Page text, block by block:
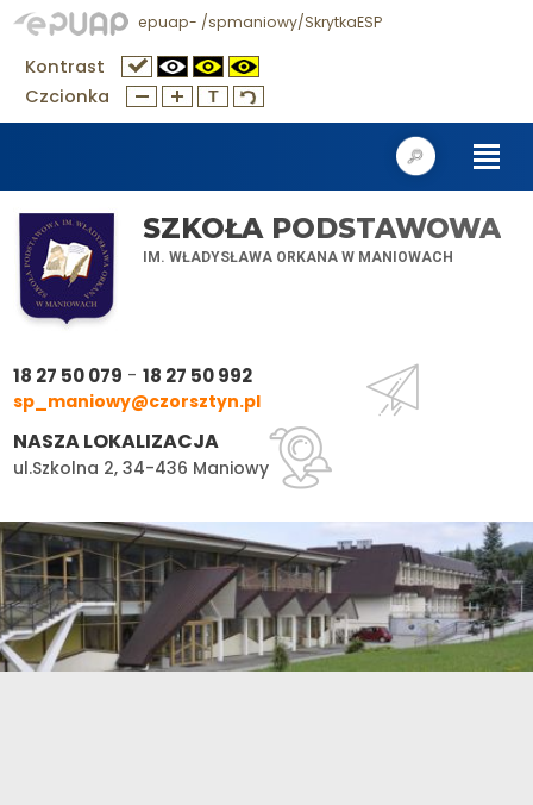
epuap- /spmaniowy/SkrytkaESP
Kontrast
Czcionka
SZKOŁA PODSTAWOWA
IM. WŁADYSŁAWA ORKANA W MANIOWACH
18 27 50 079 -18 27 50 992
sp_maniowy@czorsztyn.pl
NASZA LOKALIZACJA
ul.Szkolna 2, 34-436 Maniowy